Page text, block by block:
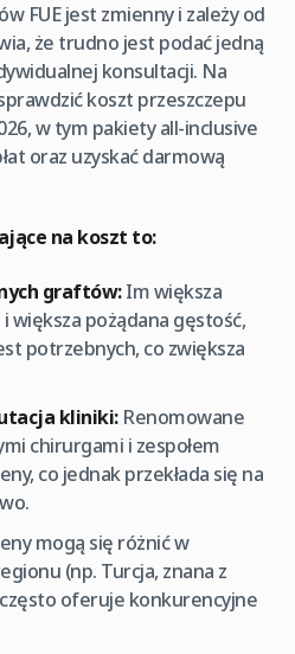
FUE jest zmienny i zależy od
że trudno jest podać jedną
konsultacji. Na
koszt przeszczepu
w tym pakiety all-inclusive
oraz uzyskać darmową
na koszt to:
graftów:Im większa
większa pożądana gęstość,
potrzebnych, co zwiększa
kliniki:Renomowane
chirurgami i zespołem
co jednak przekłada się na
mogą się różnić w
(np. Turcja, znana z
oferuje konkurencyjne